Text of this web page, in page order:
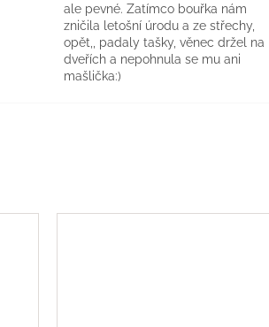
ale pevné. Zatímco bouřka nám
zničila letošní úrodu a ze střechy,
opět,, padaly tašky, věnec držel na
dveřích a nepohnula se mu ani
mašlička:)